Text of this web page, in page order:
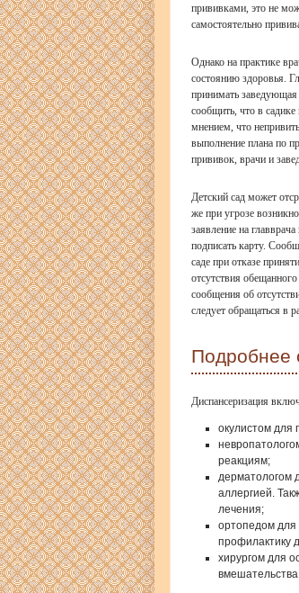
прививками, это не
самостоятельно
Однако на практике
состоянию здоровья.
принимать заведующая
сообщить, что в
мнением, что
выполнение плана по
прививок, врачи и
Детский сад может
же при угрозе
заявление на
подписать карту.
саде при отказе
отсутствия
сообщения об
следует обращаться в
Подробнее
Диспансеризация
окулистом для
реакциям;
дерматологом
аллергией.
лечения;
ортопедом для
профилактику
хирургом для